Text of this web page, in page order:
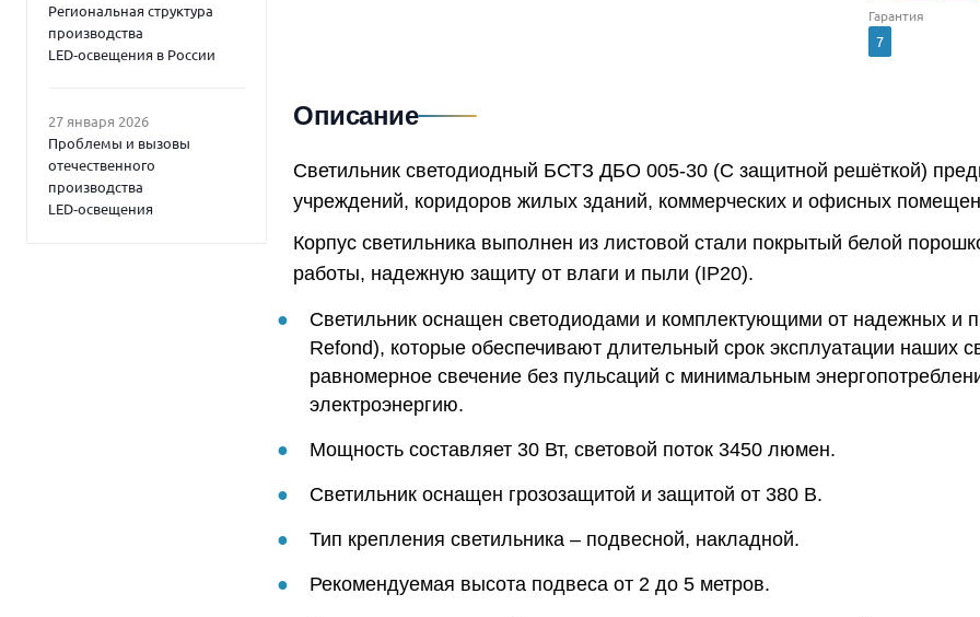
Региональная структура
производства
LED‑освещения в России
27 января 2026
Проблемы и вызовы
отечественного
производства
LED‑освещения
Гарантия
7
Описание
Светильник светодиодный БСТЗ ДБО 005-30 (С защитной решёткой)
учреждений, коридоров жилых зданий, коммерческих и офисных
Корпус светильника выполнен из листовой стали покрытый белой
работы, надежную защиту от влаги и пыли (IP20).
Светильник оснащен светодиодами и комплектующими от надежных и
Refond), которые обеспечивают длительный срок эксплуатации наших
равномерное свечение без пульсаций с минимальным
электроэнергию.
Мощность составляет 30 Вт, световой поток 3450 люмен.
Светильник оснащен грозозащитой и защитой от 380 В.
Тип крепления светильника – подвесной, накладной.
Рекомендуемая высота подвеса от 2 до 5 метров.